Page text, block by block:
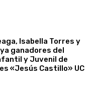
Isabella Torres y
ganadores del
y Juvenil de
«Jesús Castillo» UC